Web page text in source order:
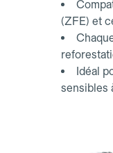
(ZFE) et
Idéal
sensibles